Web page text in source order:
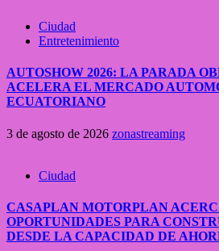
Ciudad
Entretenimiento
AUTOSHOW 2026: LA PARADA
ACELERA EL MERCADO
ECUATORIANO
3 de agosto de 2026 zonastreaming
Ciudad
CASAPLAN MOTORPLAN
OPORTUNIDADES PARA
DESDE LA CAPACIDAD DE